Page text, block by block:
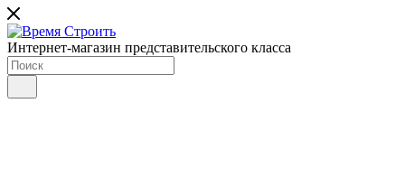
Интернет-магазин представительского класса